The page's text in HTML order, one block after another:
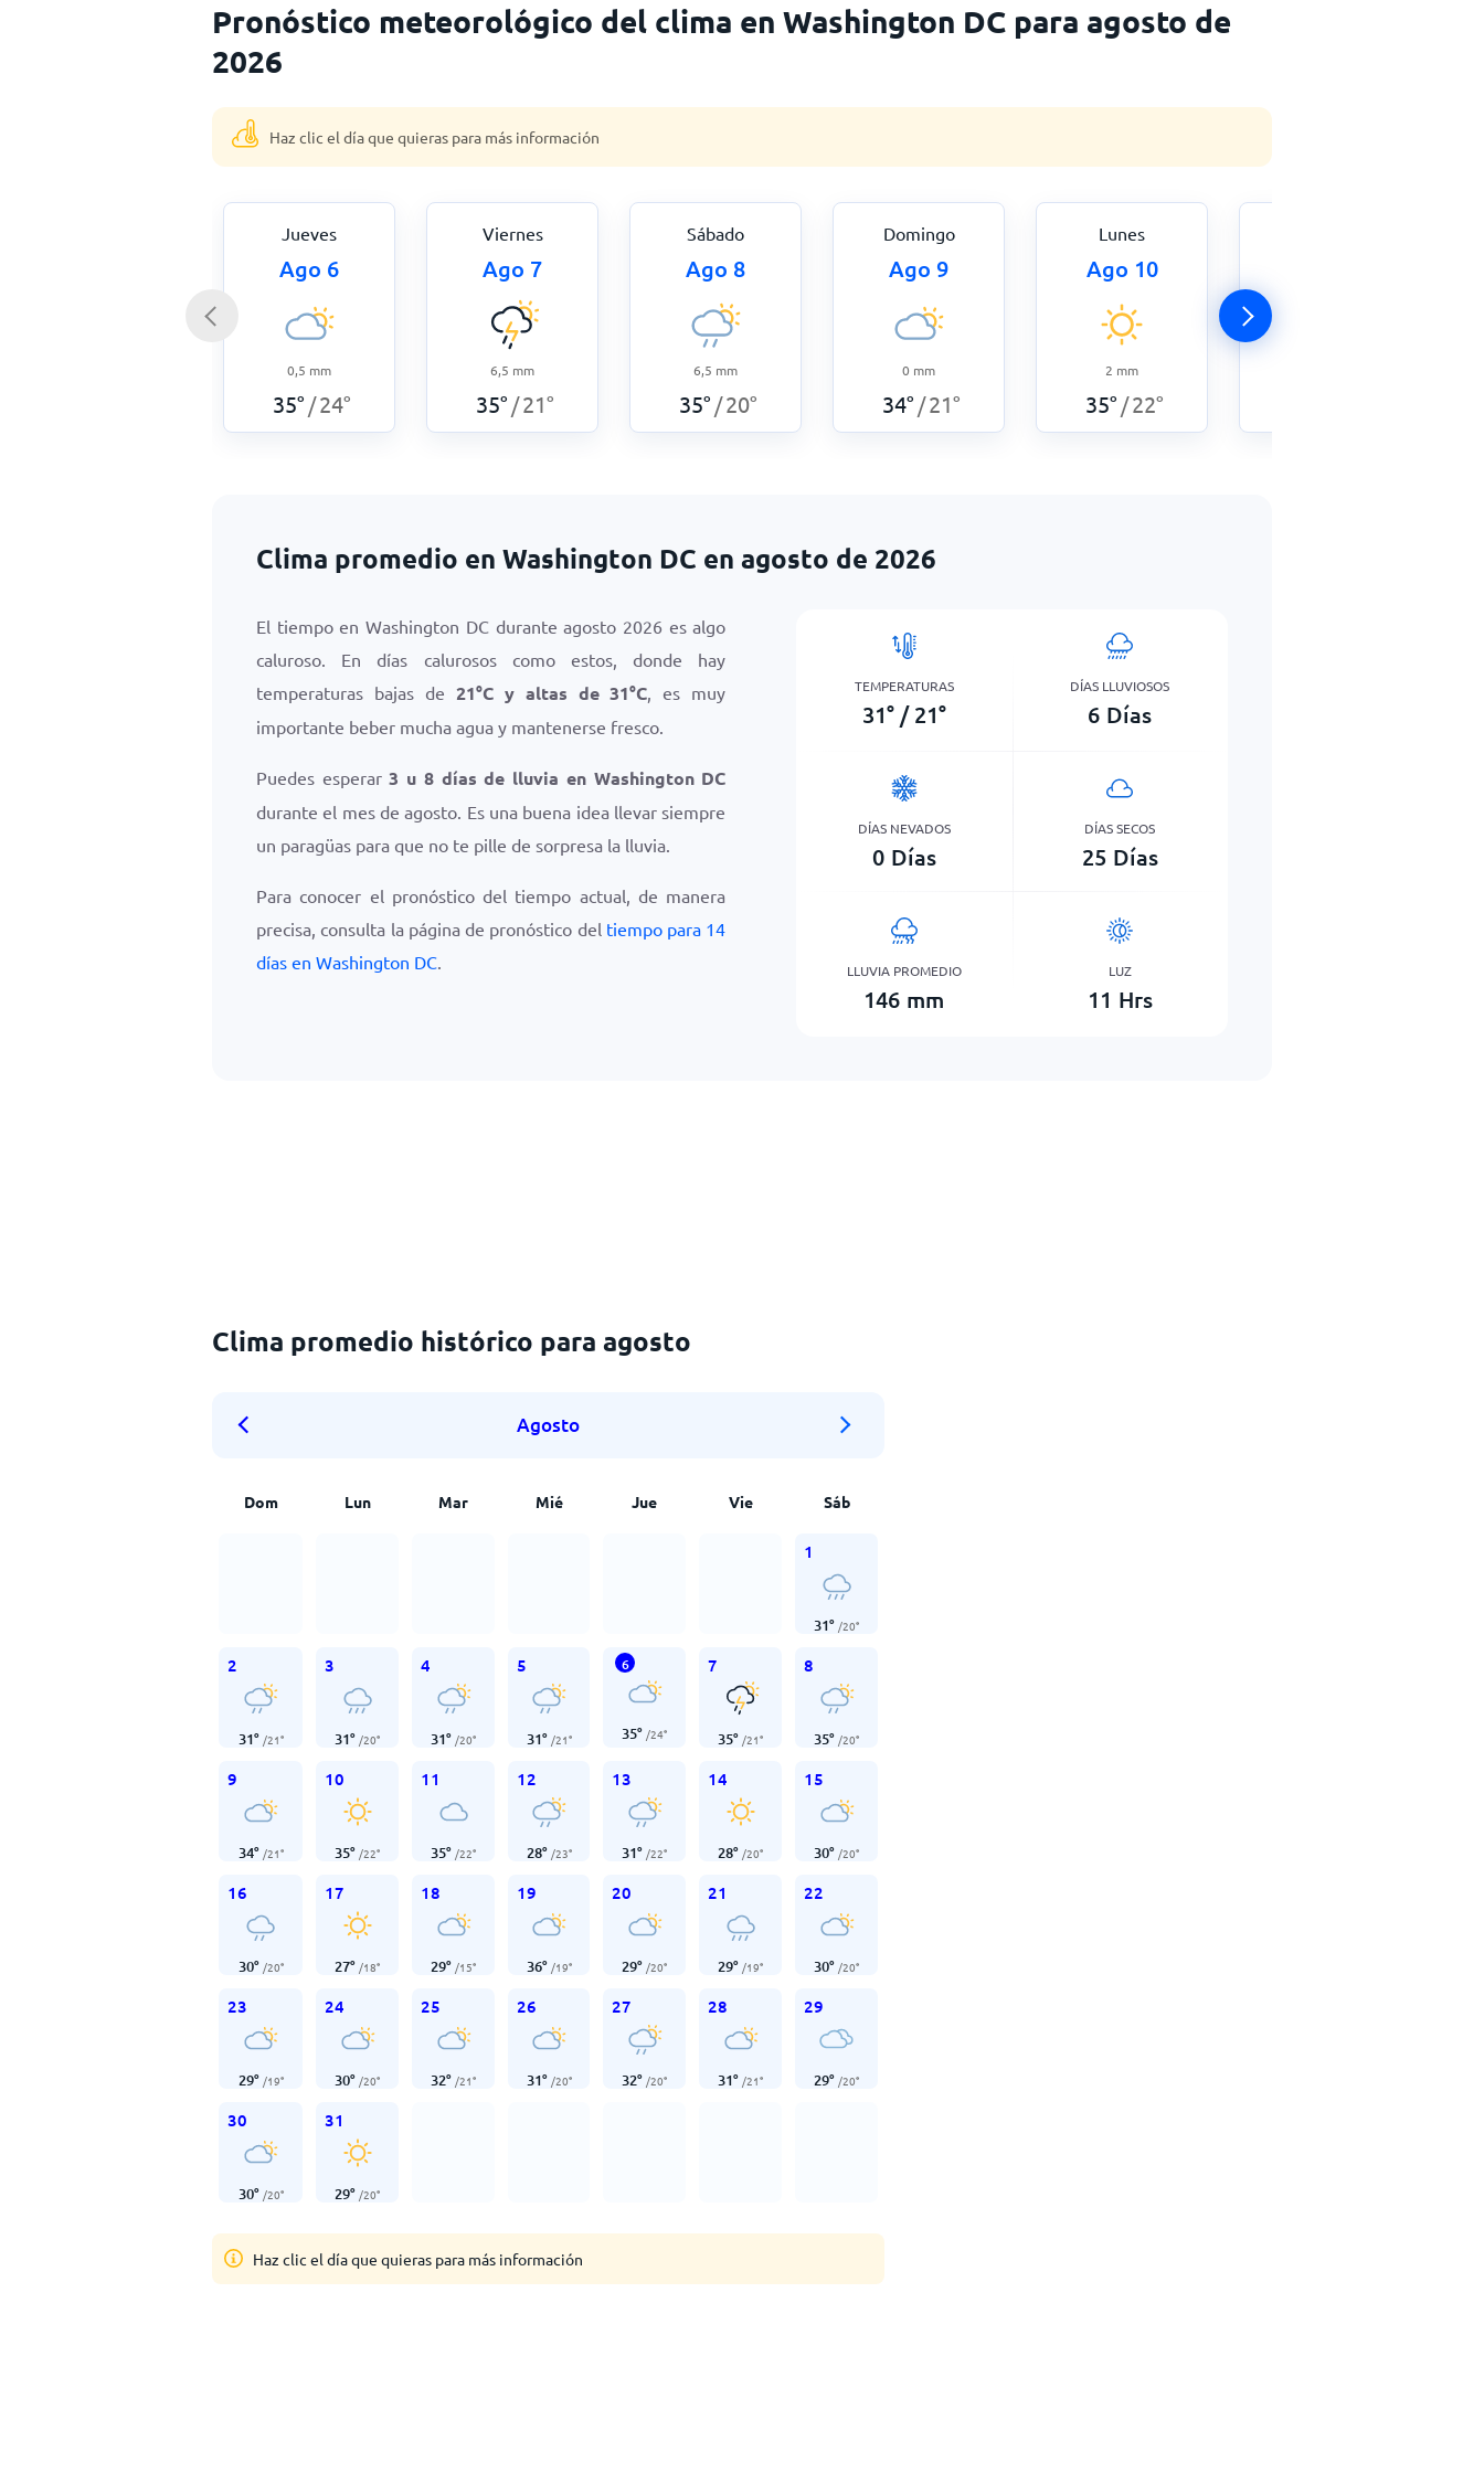
Pronóstico meteorológico del clima en Washington DC para agosto de
2026
Haz clic el día que quieras para más información
Jueves
Ago 6
0,5 mm
35° /24°
Viernes
Ago 7
6,5 mm
35° /21°
Sábado
Ago 8
6,5 mm
35° /20°
Domingo
Ago 9
0 mm
34° /21°
Lunes
Ago 10
2 mm
35° /22°
Clima promedio en Washington DC en agosto de 2026
El tiempo en Washington DC durante agosto 2026 es algo
caluroso. En días calurosos como estos, donde hay
temperaturas bajas de 21°Cy altas de31°C, es muy
importante beber mucha agua y mantenerse fresco.
Puedes esperar3 u 8 días de lluvia en Washington DC
durante el mes de agosto. Es una buena idea llevar siempre
un paragüas para que no te pille de sorpresa la lluvia.
Para conocer el pronóstico del tiempo actual, de manera
precisa, consulta la página de pronóstico del tiempo para 14
días en Washington DC.
TEMPERATURAS
31° / 21°
DÍAS LLUVIOSOS
6 Días
DÍAS NEVADOS
0 Días
DÍAS SECOS
25 Días
LLUVIA PROMEDIO
146 mm
LUZ
11 Hrs
Clima promedio histórico para agosto
Agosto
Dom Lun Mar Mié Jue Vie Sáb
1
31° /20°
2
31° /21°
3
31° /20°
4
31° /20°
5
31° /21°
6
35° /24°
7
35° /21°
8
35° /20°
9
34° /21°
10
35° /22°
11
35° /22°
12
28° /23°
13
31° /22°
14
28° /20°
15
30° /20°
16
30° /20°
17
27° /18°
18
29° /15°
19
36° /19°
20
29° /20°
21
29° /19°
22
30° /20°
23
29° /19°
24
30° /20°
25
32° /21°
26
31° /20°
27
32° /20°
28
31° /21°
29
29° /20°
30
30° /20°
31
29° /20°
Haz clic el día que quieras para más información